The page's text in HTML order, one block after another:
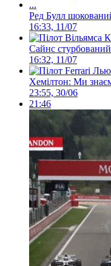
Ред Булл
16:33, 11/07
Сайнс стурбований
16:32, 11/07
Хемілтон: Ми
23:55, 30/06
21:46